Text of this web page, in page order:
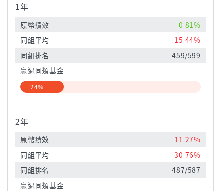
1年
原幣績效
-0.81%
同組平均
15.44%
同組排名
459/599
贏過同類基金
24%
2年
原幣績效
11.27%
同組平均
30.76%
同組排名
487/587
贏過同類基金